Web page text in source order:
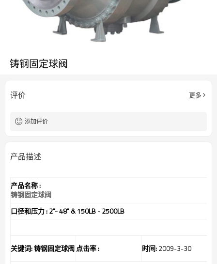
铸钢固定球阀
评价 更多
添加评价
产品描述
产品名称 :
铸钢固定球阀
口径和压力 :2"- 48" & 150LB - 2500LB
关键词:铸钢固定球阀点击率 : 时间:2009-3-30